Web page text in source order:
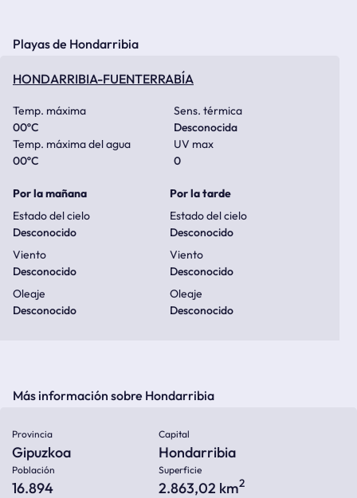
Playas de Hondarribia
HONDARRIBIA-FUENTERRABÍA
Temp. máxima
00ºC
Sens. térmica
Desconocida
Temp. máxima del agua
00ºC
UV max
0
Por la mañana
Estado del cielo
Desconocido
Viento
Desconocido
Oleaje
Desconocido
Por la tarde
Estado del cielo
Desconocido
Viento
Desconocido
Oleaje
Desconocido
Más información sobre Hondarribia
Provincia
Gipuzkoa
Capital
Hondarribia
Población
16.894
Superficie
2.863,02 km2